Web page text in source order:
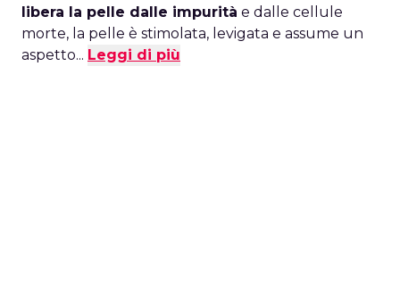
libera la pelle dalle impurità e dalle cellule
morte, la pelle è stimolata, levigata e assume un
aspetto... Leggi di più